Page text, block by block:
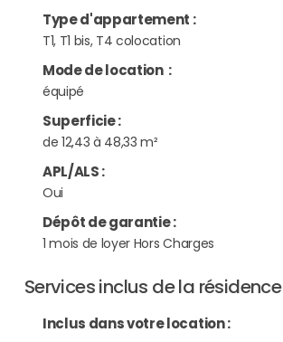
Type d'appartement :
T1, T1 bis, T4 colocation
Mode de location :
équipé
Superficie:
de 12,43 à 48,33 m²
APL/ALS:
Oui
Dépôt de garantie:
1 mois de loyer Hors Charges
Services inclus de la résidence
Inclus dans votre location :